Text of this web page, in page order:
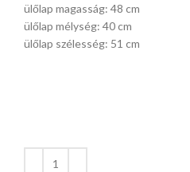
ülőlap magasság: 48 cm
ülőlap mélység: 40 cm
ülőlap szélesség: 51 cm